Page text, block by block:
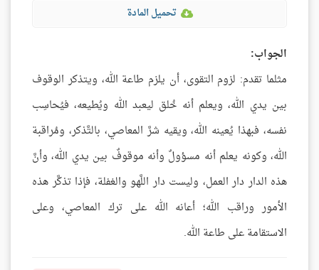
تحميل المادة
الجواب:
مثلما تقدم: لزوم التقوى، أن يلزم طاعة الله، ويتذكر الوقوف
بين يدي الله، ويعلم أنه خُلق ليعبد الله ويُطيعه، فيُحاسِب
نفسه، فبهذا يُعينه الله، ويقيه شرَّ المعاصي، بالتَّذكر، ومُراقبة
الله، وكونه يعلم أنه مسؤولٌ وأنه موقوفٌ بين يدي الله، وأنَّ
هذه الدار دار العمل، وليست دار اللَّهو والغفلة، فإذا تذكَّر هذه
الأمور وراقب الله؛ أعانه الله على ترك المعاصي، وعلى
الاستقامة على طاعة الله.